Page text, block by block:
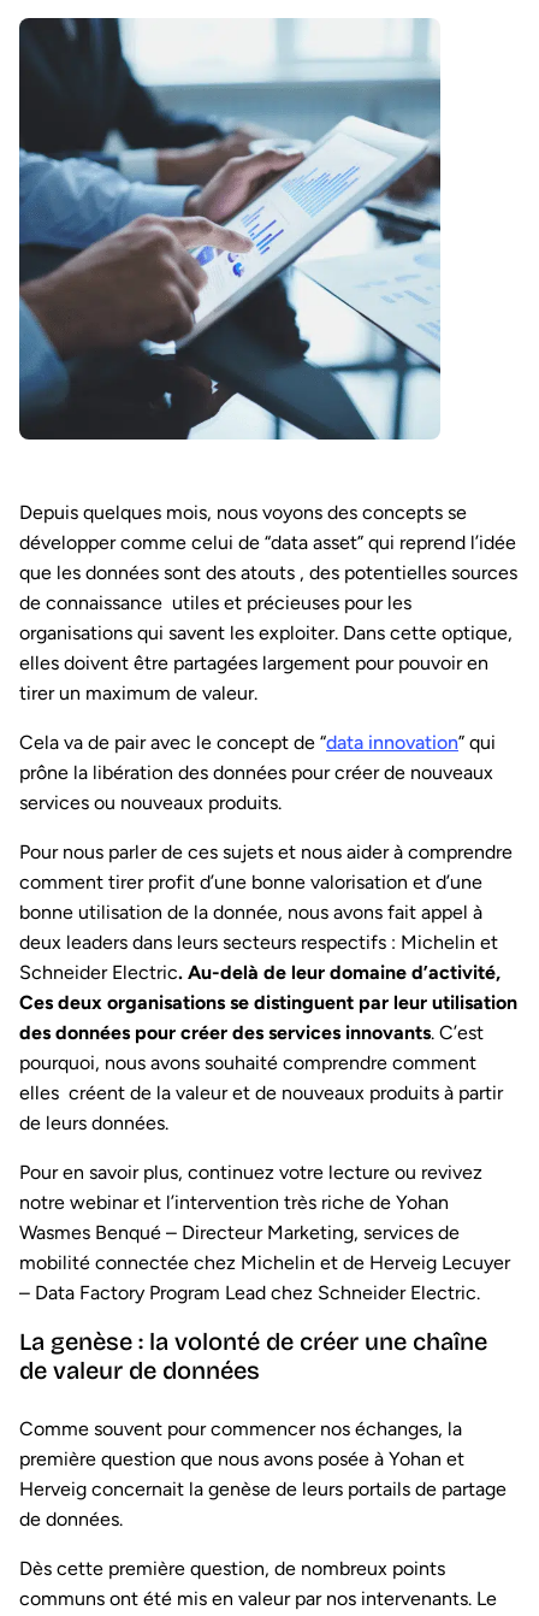
Depuis quelques mois, nous voyons des concepts se
développer comme celui de “data asset” qui reprend l’idée
que les données sont des atouts , des potentielles sources
de connaissance utiles et précieuses pour les
organisations qui savent les exploiter. Dans cette optique,
elles doivent être partagées largement pour pouvoir en
tirer un maximum de valeur.
Cela va de pair avec le concept de “data innovation” qui
prône la libération des données pour créer de nouveaux
services ou nouveaux produits.
Pour nous parler de ces sujets et nous aider à comprendre
comment tirer profit d’une bonne valorisation et d’une
bonne utilisation de la donnée, nous avons fait appel à
deux leaders dans leurs secteurs respectifs : Michelin et
Schneider Electric. Au-delà de leur domaine d’activité,
Ces deux organisations se distinguent par leur utilisation
des données pour créer des services innovants. C’est
pourquoi, nous avons souhaité comprendre comment
elles créent de la valeur et de nouveaux produits à partir
de leurs données.
Pour en savoir plus, continuez votre lecture ou revivez
notre webinar et l’intervention très riche de Yohan
Wasmes Benqué – Directeur Marketing, services de
mobilité connectée chez Michelin et de Herveig Lecuyer
– Data Factory Program Lead chez Schneider Electric.
La genèse : la volonté de créer une chaîne
de valeur de données
Comme souvent pour commencer nos échanges, la
première question que nous avons posée à Yohan et
Herveig concernait la genèse de leurs portails de partage
de données.
Dès cette première question, de nombreux points
communs ont été mis en valeur par nos intervenants. Le